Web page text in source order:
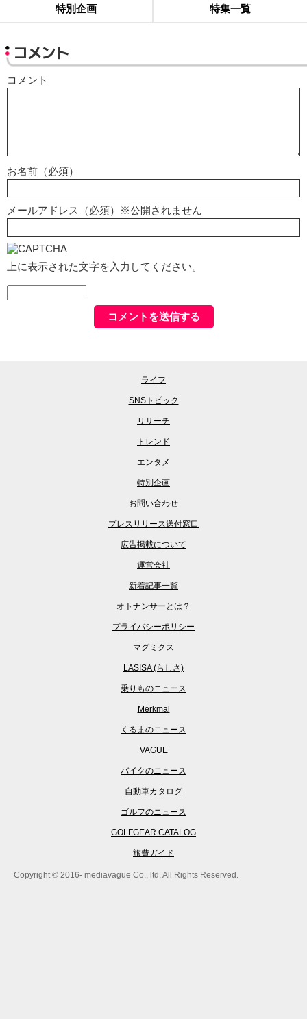
特別企画 特集一覧
コメント
コメント
お名前（必須）
メールアドレス（必須）※公開されません
上に表示された文字を入力してください。
ライフ
SNSトピック
リサーチ
トレンド
エンタメ
特別企画
お問い合わせ
プレスリリース送付窓口
広告掲載について
運営会社
新着記事一覧
オトナンサーとは？
プライバシーポリシー
マグミクス
LASISA (らしさ)
乗りものニュース
Merkmal
くるまのニュース
VAGUE
バイクのニュース
自動車カタログ
ゴルフのニュース
GOLFGEAR CATALOG
旅費ガイド
Copyright © 2016- mediavague Co., ltd. All Rights Reserved.